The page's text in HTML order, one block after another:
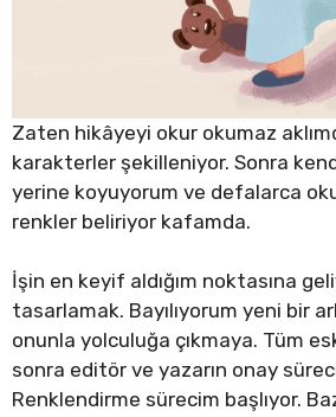
Zaten hikâyeyi okur okumaz
karakterler şekilleniyor. Sonra
yerine koyuyorum ve defalarca
renkler beliriyor kafamda.
İşin en keyif aldığım noktasına
tasarlamak. Bayılıyorum yeni bir
onunla yolculuğa çıkmaya. Tüm
sonra editör ve yazarın onay
Renklendirme sürecim başlıyor.